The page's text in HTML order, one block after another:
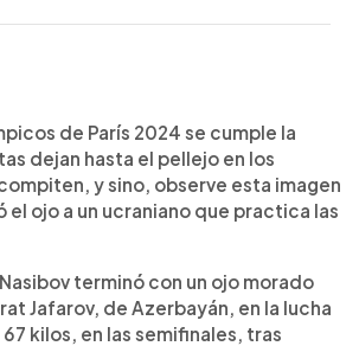
artículode París 2024 se cumple la
dejan hasta el pellejo en los
y sino, observe esta imagen
el ojo a un ucraniano que practica las
terminó con un ojo morado
Jafarov, de Azerbayán, en la lucha
kilos, en las semifinales, tras